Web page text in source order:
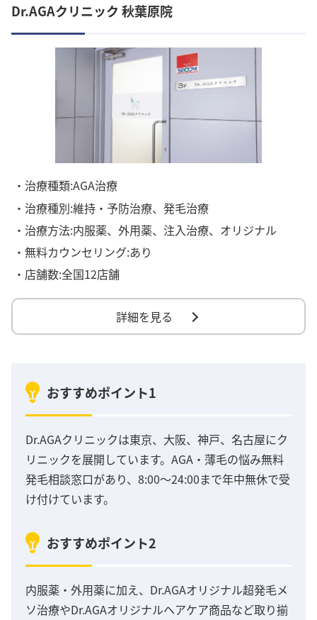
Dr.AGAクリニック 秋葉原院
・治療種類:AGA治療
・治療種別:維持・予防治療、発毛治療
・治療方法:内服薬、外用薬、注入治療、オリジナル
・無料カウンセリング:あり
・店舗数:全国12店舗
詳細を見る
おすすめポイント1
Dr.AGAクリニックは東京、大阪、神戸、名古屋にク
リニックを展開しています。AGA・薄毛の悩み無料
発毛相談窓口があり、8:00～24:00まで年中無休で受
け付けています。
おすすめポイント2
内服薬・外用薬に加え、Dr.AGAオリジナル超発毛メ
ソ治療やDr.AGAオリジナルヘアケア商品など取り揃